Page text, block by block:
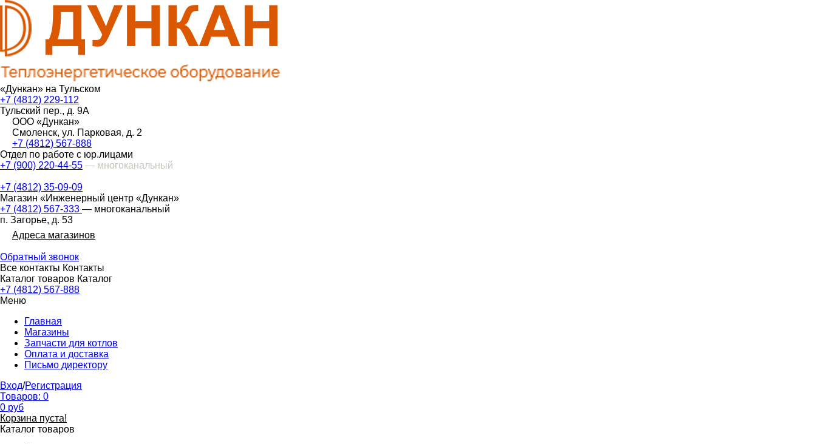
«Дункан» на Тульском
+7 (4812) 229-112
Тульский пер., д. 9А
ООО «Дункан»
Смоленск, ул. Парковая, д. 2
+7 (4812) 567-888
Отдел по работе с юр.лицами
+7 (900) 220-44-55 — многоканальный
+7 (4812) 35-09-09
Магазин «Инженерный центр «Дункан»
+7 (4812) 567-333 — многоканальный
п. Загорье, д. 53
Адреса магазинов
Обратный звонок
Все контакты Контакты
Каталог товаров Каталог
+7 (4812) 567-888
Меню
Главная
Магазины
Запчасти для котлов
Оплата и доставка
Письмо директору
Вход/Регистрация
Товаров: 0
0 руб
Корзина пуста!
Каталог товаров